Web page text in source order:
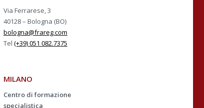
Via Ferrarese, 3
40128 – Bologna (BO)
bologna@frareg.com
Tel (+39) 051 082.7375
MILANO
Centro di formazione
specialistica